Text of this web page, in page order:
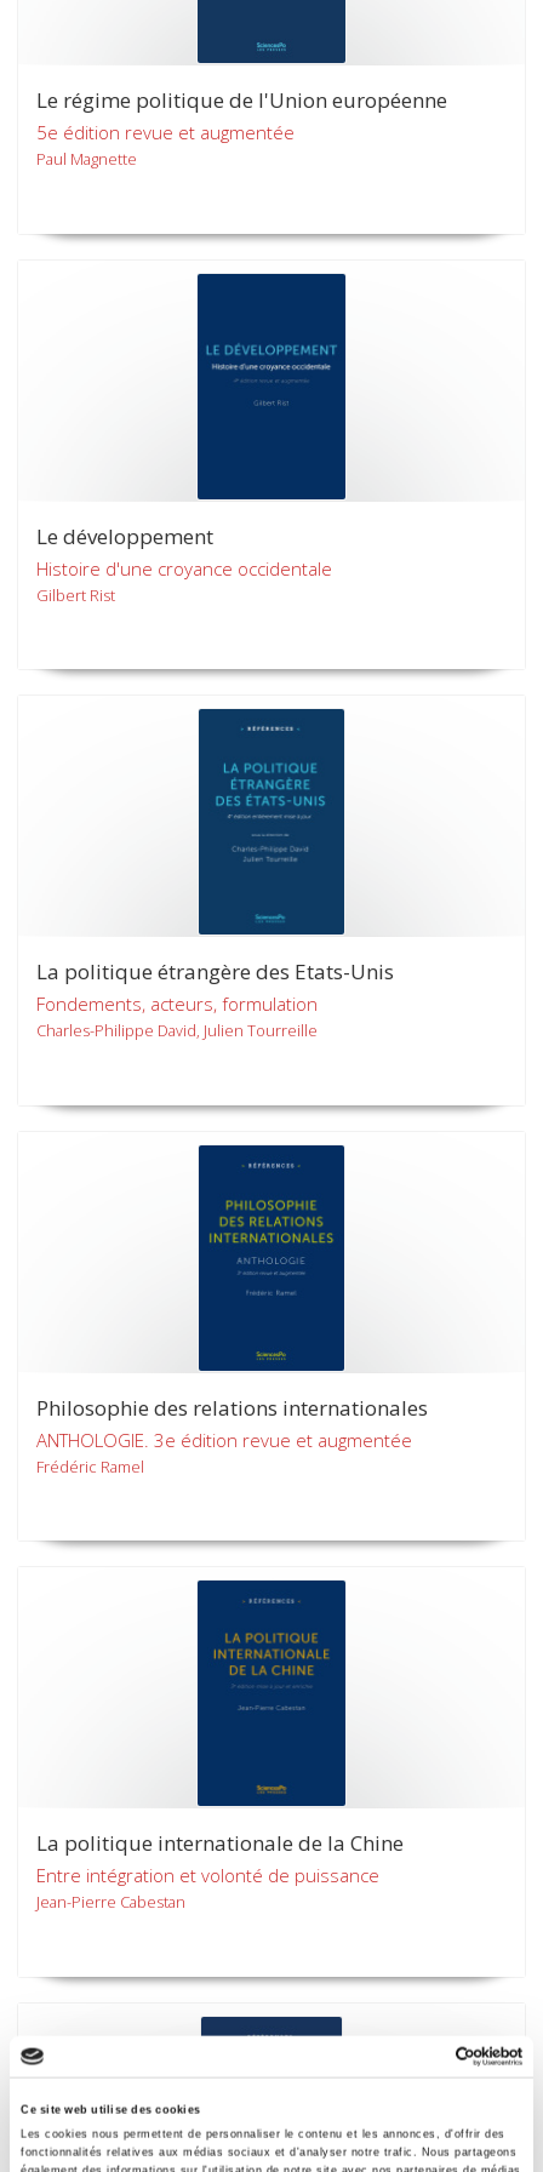
Ce site web utilise des cookies
Les cookies nous permettent de personnaliser le contenu et les annonces, d'offrir des
fonctionnalités relatives aux médias sociaux et d'analyser notre trafic. Nous partageons
Le régime politique de l'Union européenne
5e édition revue et augmentée
Paul Magnette
Le développement
Histoire d'une croyance occidentale
Gilbert Rist
La politique étrangère des Etats-Unis
Fondements, acteurs, formulation
Charles-Philippe David, Julien Tourreille
Philosophie des relations internationales
ANTHOLOGIE. 3e édition revue et augmentée
Frédéric Ramel
La politique internationale de la Chine
Entre intégration et volonté de puissance
Jean-Pierre Cabestan